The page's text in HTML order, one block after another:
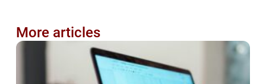
More articles